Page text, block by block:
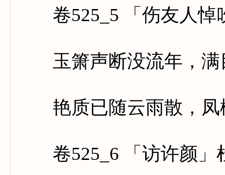
卷525_5 「伤友人悼
玉箫声断没流年，满
艳质已随云雨散，凤
卷525_6 「访许颜」